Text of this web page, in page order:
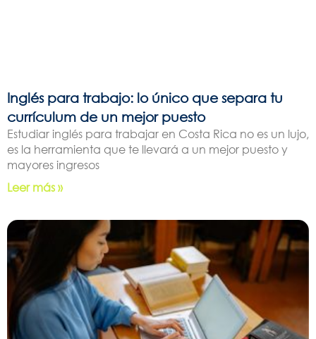
Inglés para trabajo: lo único que separa tu
currículum de un mejor puesto
Estudiar inglés para trabajar en Costa Rica no es un lujo,
es la herramienta que te llevará a un mejor puesto y
mayores ingresos
Leer más »